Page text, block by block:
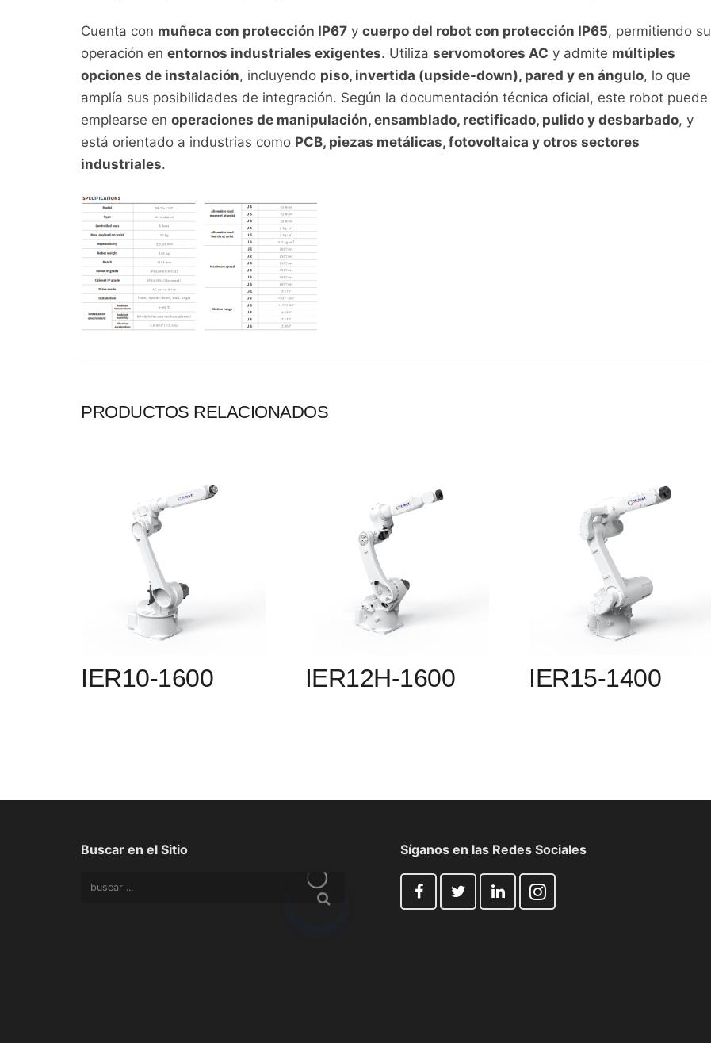
Cuenta con muñeca con protección IP67 y cuerpo del robot con protección IP65, permitiendo su
operación en entornos industriales exigentes. Utiliza servomotores AC y admite múltiples
opciones de instalación, incluyendo piso, invertida (upside-down), pared y en ángulo, lo que
amplía sus posibilidades de integración. Según la documentación técnica oficial, este robot puede
emplearse en operaciones de manipulación, ensamblado, rectificado, pulido y desbarbado, y
está orientado a industrias como PCB, piezas metálicas, fotovoltaica y otros sectores
industriales.
PRODUCTOS RELACIONADOS
IER10-1600 IER12H-1600 IER15-1400
Buscar en el Sitio Síganos en las Redes Sociales